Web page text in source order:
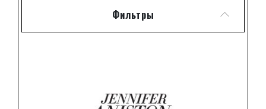
Фильтры